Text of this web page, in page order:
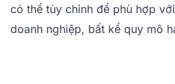
có thể tùy chỉnh để phù hợp
doanh nghiệp, bất kể quy mô